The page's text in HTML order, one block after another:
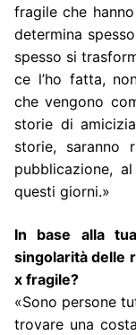
fragile che
determina
spesso si
ce l’ho fatta,
che vengono
storie di
storie, saranno
pubblicazione,
questi giorni.»
In base alla
singolarità delle
x fragile?
«Sono persone
trovare una